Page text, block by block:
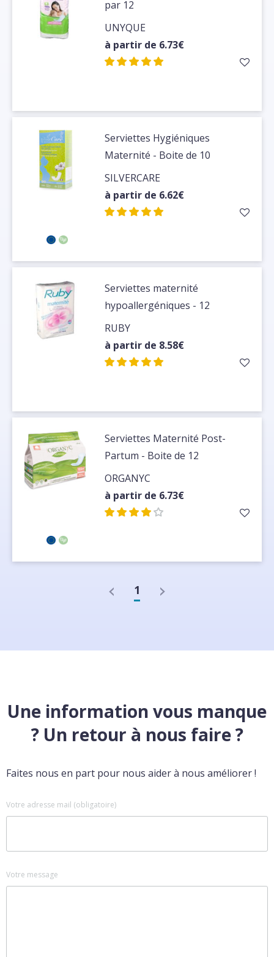
par 12
UNYQUE
à partir de 6.73€
Serviettes Hygiéniques
Maternité - Boite de 10
SILVERCARE
à partir de 6.62€
Serviettes maternité
hypoallergéniques - 12
serviettes
RUBY
à partir de 8.58€
Serviettes Maternité Post-
Partum - Boite de 12
ORGANYC
à partir de 6.73€
1
Une information vous manque
? Un retour à nous faire ?
Faites nous en part pour nous aider à nous améliorer !
Votre adresse mail (obligatoire)
Votre message